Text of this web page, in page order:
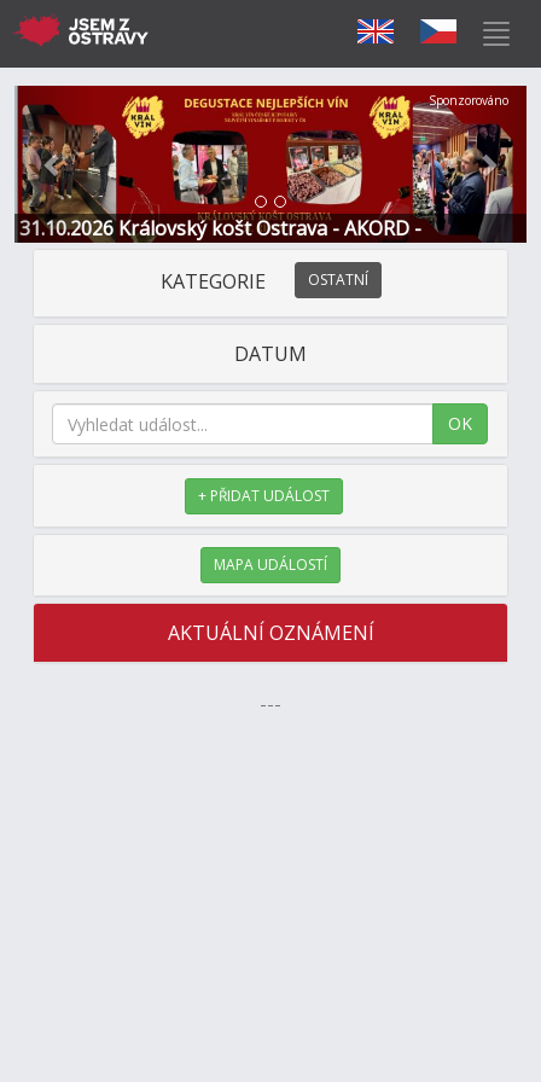
31.10.2026 Královský košt Ostrava - AKORD -
Restaurace a Hotel
Předchozí Další
Sponzorováno
KATEGORIE OSTATNÍ
DATUM
OK
+ PŘIDAT UDÁLOST
MAPA UDÁLOSTÍ
AKTUÁLNÍ OZNÁMENÍ
---